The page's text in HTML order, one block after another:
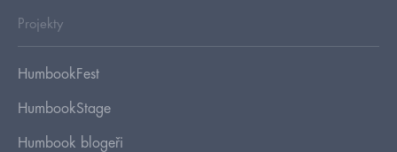
Projekty
HumbookFest
HumbookStage
Humbook blogeři